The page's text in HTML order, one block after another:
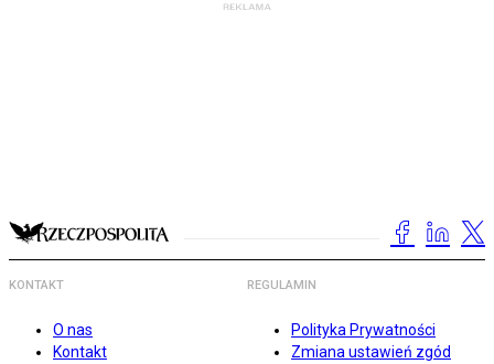
KONTAKT
O nas
Kontakt
REGULAMIN
Polityka Prywatności
Zmiana ustawień zgód